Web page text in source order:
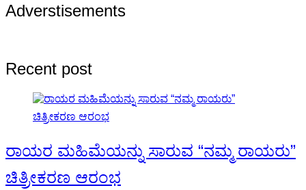
Adverstisements
Recent post
ರಾಯರ ಮಹಿಮೆಯನ್ನು ಸಾರುವ “ನಮ್ಮ ರಾಯರು”
ಚಿತ್ರೀಕರಣ ಆರಂಭ